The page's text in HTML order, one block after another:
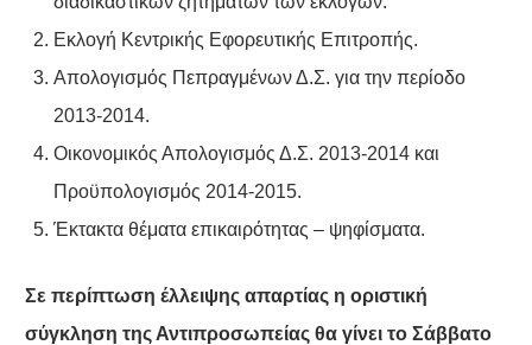
Εκλογή Κεντρικής Εφορευτικής Επιτροπής.
Απολογισμός Πεπραγμένων Δ.Σ. για την περίοδο
2013-2014.
Οικονομικός Απολογισμός Δ.Σ. 2013-2014 και
Προϋπολογισμός 2014-2015.
Έκτακτα θέματα επικαιρότητας – ψηφίσματα.
Σε περίπτωση έλλειψης απαρτίας η οριστική
σύγκληση της Αντιπροσωπείας θα γίνει το Σάββατο